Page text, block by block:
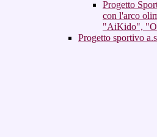
Progetto
con l'arco
"AiKido",
Progetto sportivo